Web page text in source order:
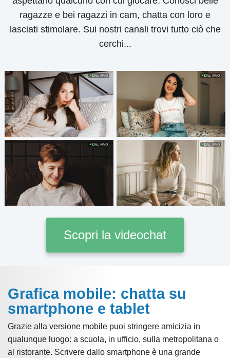
ragazze e bei ragazzi in cam, chatta con loro e
lasciati stimolare. Sui nostri canali trovi tutto ciò che
cerchi...
Scopri la videochat
Grafica mobile: chatta su
smartphone e tablet
Grazie alla versione mobile puoi stringere amicizia in
qualunque luogo: a scuola, in ufficio, sulla metropolitana o
al ristorante. Scrivere dallo smartphone è una grande